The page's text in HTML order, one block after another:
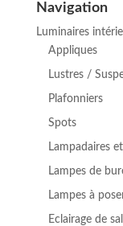
était :
€ 189,91.€
Navigation
Luminaires
Appliques
Lustres /
Plafonniers
Spots
Lampadaires
Lampes de
Lampes à
Eclairage de